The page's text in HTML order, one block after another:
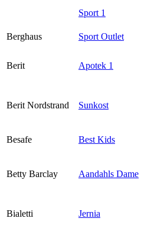
Sport 1
Berghaus
Sport Outlet
Berit Apotek 1
Berit Nordstrand Sunkost
Besafe
Best Kids
Betty Barclay Aandahls Dame
Bialetti Jernia